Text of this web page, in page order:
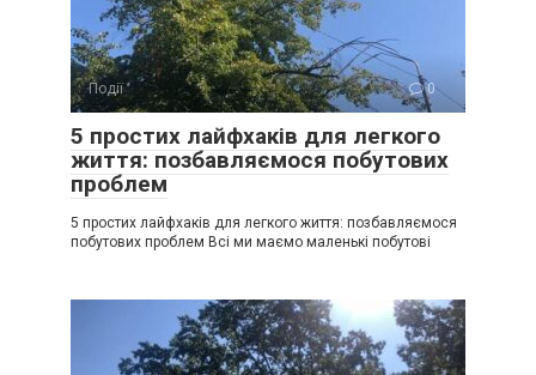
Події 0
5 простих лайфхаків для легкого
життя: позбавляємося побутових
проблем
5 простих лайфхаків для легкого життя: позбавляємося
побутових проблем Всі ми маємо маленькі побутові